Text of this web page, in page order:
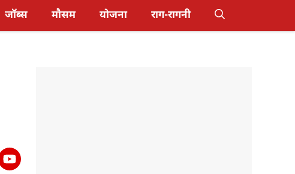
जॉब्स मौसम योजना राग-रागनी